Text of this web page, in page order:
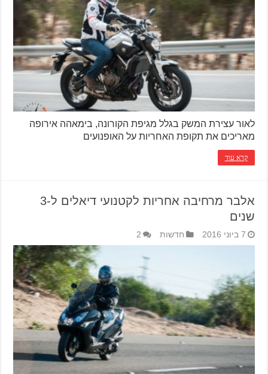
לאור עצירת המשק בגלל מגיפת הקורונה, בימאהה אירופה
מאריכים את תקופת האחריות על האופנועים
קרא עוד
אלבר מרחיבה אחריות לקטנועי דיאלים ל-3
שנים
7 ביוני 2016 חדשות 2